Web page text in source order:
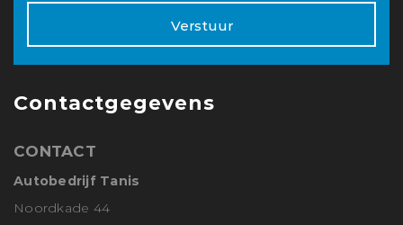
Verstuur
Contactgegevens
CONTACT
Autobedrijf Tanis
Noordkade 44